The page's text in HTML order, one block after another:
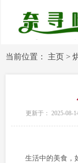
当前位置： 主页 >
更新于： 2025-08-
生活中的美食，